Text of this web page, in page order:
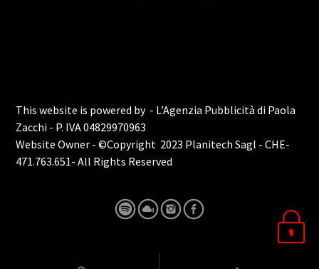
This website is powered by - L’Agenzia Pubblicità di Paola
Zacchi - P. IVA 04829970963
Website Owner - ©Copyright 2023 Planitech Sagl - CHE-
471.763.651- All Rights Reserved